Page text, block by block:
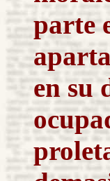
parte
en su